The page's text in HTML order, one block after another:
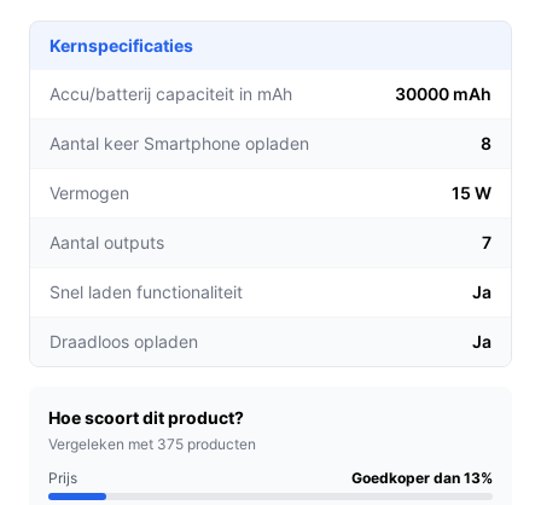
Ononderbroken stroom:Laad je smartphone tot 8
keer op, zodat je nooit zonder batterij komt te
zitten tijdens een lange dag buiten.
outputs kun je eenvoudig meerdere gadgets zoals
voorzien, perfect voor avontuurlijke uitjes.
Draadloos opladen:
Met de draadloze laadfunctie
nog gemakkelijker maakt.
Voor welke doelgroep?
reizigers en mensen die vaak onderweg zijn. Of je nu op
een camping bent, een roadtrip maakt of gewoon in het
park werkt, de JIR Tech® Solar Powerbank biedt een
Kernspecificaties
Accu/batterij capaciteit in mAh 30000 mAh
Aantal keer Smartphone opladen 8
Vermogen 15 W
Aantal outputs 7
Snel laden functionaliteit Ja
Draadloos opladen Ja
Hoe scoort dit product?
Vergeleken met 375 producten
Prijs
Goedkoper dan 13%